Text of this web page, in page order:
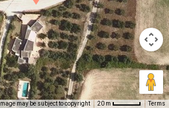
Image may be subject to copyright 20 m Terms